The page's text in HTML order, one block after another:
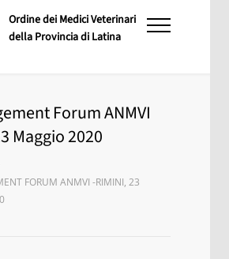
Ordine dei Medici Veterinari
della Provincia di Latina
Forum ANMVI
Maggio 2020
FORUM ANMVI -RIMINI, 23